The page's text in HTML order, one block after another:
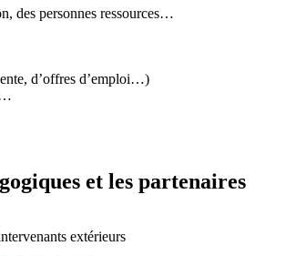
des personnes ressources…
d’offres d’emploi…)
et les partenaires
extérieurs